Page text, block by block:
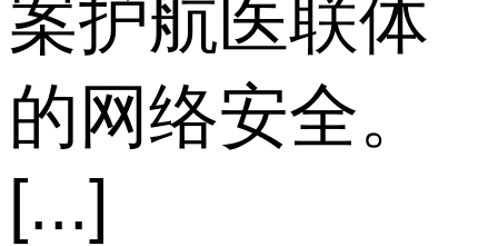
案护航医联体
的网络安全。
[...]